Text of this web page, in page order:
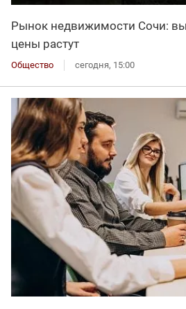
Рынок недвижимости Сочи:
цены растут
Общество сегодня, 15:00